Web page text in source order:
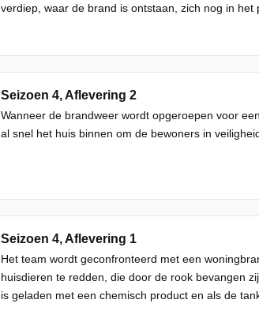
verdiep, waar de brand is ontstaan, zich nog in het
Seizoen 4, Aflevering 2
Wanneer de brandweer wordt opgeroepen voor
al snel het huis binnen om de bewoners in
Seizoen 4, Aflevering 1
Het team wordt geconfronteerd met een
huisdieren te redden, die door de rook bevangen
is geladen met een chemisch product en als de